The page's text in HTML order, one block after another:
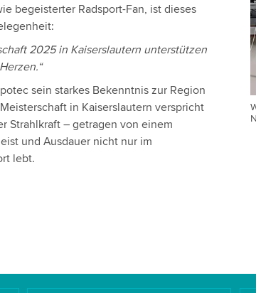
begeisterter Radsport-Fan, ist dieses
2025 in Kaiserslautern unterstützen
sein starkes Bekenntnis zur Region
in Kaiserslautern verspricht
Strahlkraft – getragen von einem
und Ausdauer nicht nur im
lebt.